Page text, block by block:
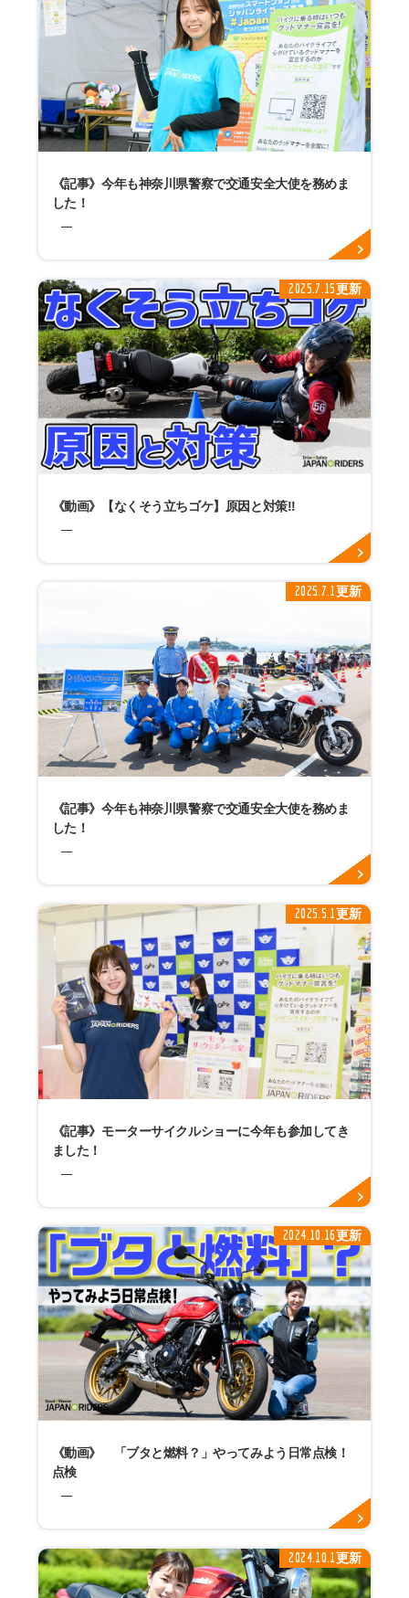
《記事》今年も神奈川県警察で交通安全大使を務めま
した！
2025.7.15更新
《動画》【なくそう立ちゴケ】原因と対策!!
2025.7.1更新
《記事》今年も神奈川県警察で交通安全大使を務めま
した！
2025.5.1更新
《記事》モーターサイクルショーに今年も参加してき
ました！
2024.10.16更新
《動画》 「ブタと燃料？」やってみよう日常点検！
点検
2024.10.1更新